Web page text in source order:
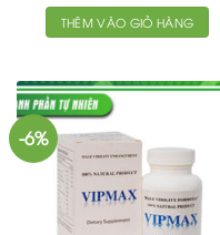
THÊM VÀO GIỎ HÀNG
-6%